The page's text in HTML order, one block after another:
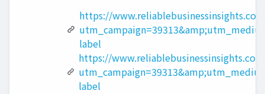
https://
label
https://
label